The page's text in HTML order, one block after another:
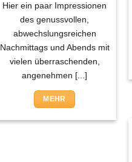
Hier ein paar Impressionen
des genussvollen,
abwechslungsreichen
Nachmittags und Abends mit
vielen überraschenden,
angenehmen [...]
MEHR